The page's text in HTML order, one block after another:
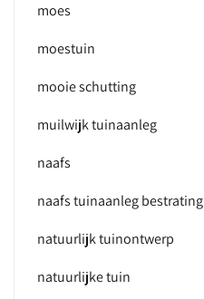
moes
moestuin
mooie schutting
muilwijk tuinaanleg
naafs
naafs tuinaanleg bestrating
natuurlijk tuinontwerp
natuurlijke tuin